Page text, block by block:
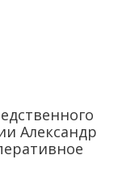
Александр